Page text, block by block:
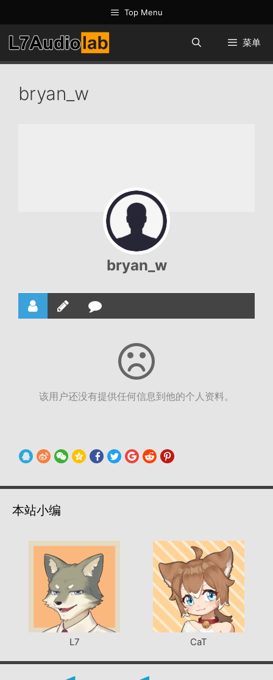
至
内
容
Top Menu
菜单
bryan_w
bryan_w
该用户还没有提供任何信息到他的个人资料。
本站小编
L7 CaT